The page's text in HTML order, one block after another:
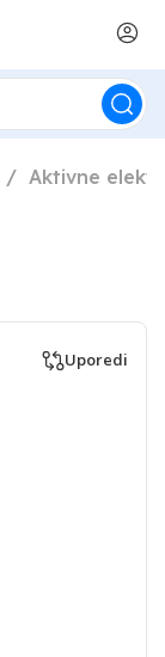
Aktivne
Uporedi